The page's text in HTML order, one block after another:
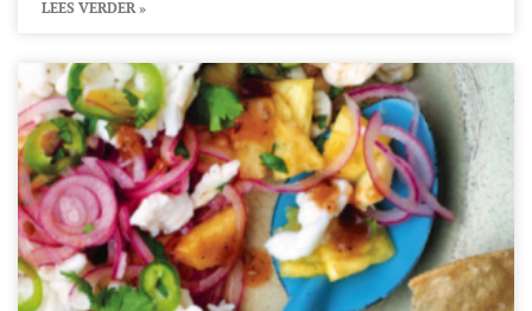
LEES VERDER »